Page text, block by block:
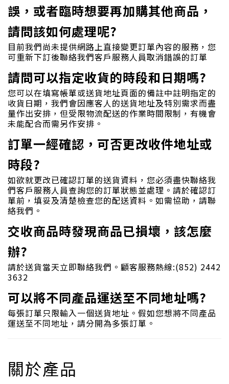
誤，或者臨時想要再加購其他商品，
請問該如何處理呢?
目前我們尚未提供網路上直接變更訂單內容的服務，您
可重新下訂後聯絡我們客戶服務人員取消錯誤的訂單
請問可以指定收貨的時段和日期嗎?
您可以在填寫帳單或送貨地址頁面的備註中註明指定的
收貨日期，我們會因應客人的送貨地址及特別需求而盡
量作出安排，但受限物流配送的作業時間限制，有機會
未能配合而需另作安排。
訂單一經確認，可否更改收件地址或
時段?
如欲就更改已確認訂單的送貨資料，您必須盡快聯絡我
們客戶服務人員查詢您的訂單狀態並處理。請於確認訂
單前，填妥及清楚檢查您的配送資料。如需協助，請聯
絡我們。
交收商品時發現商品已損壞，該怎麼
辦?
請於送貨當天立即聯絡我們。顧客服務熱線:(852) 2442
3632
可以將不同產品運送至不同地址嗎?
每張訂單只限輸入一個送貨地址。假如您想將不同產品
運送至不同地址，請分開為多張訂單。
關於產品